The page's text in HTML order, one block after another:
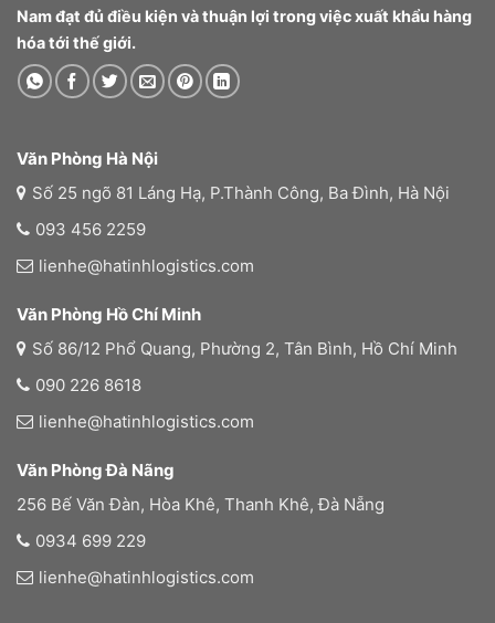
Nam đạt đủ điều kiện và thuận lợi trong việc xuất khẩu hàng
hóa tới thế giới.
Văn Phòng Hà Nội
Số 25 ngõ 81 Láng Hạ, P.Thành Công, Ba Đình, Hà Nội
093 456 2259
lienhe@hatinhlogistics.com
Văn Phòng Hồ Chí Minh
Số 86/12 Phổ Quang, Phường 2, Tân Bình, Hồ Chí Minh
090 226 8618
lienhe@hatinhlogistics.com
Văn Phòng Đà Nãng
256 Bế Văn Đàn, Hòa Khê, Thanh Khê, Đà Nẵng
0934 699 229
lienhe@hatinhlogistics.com